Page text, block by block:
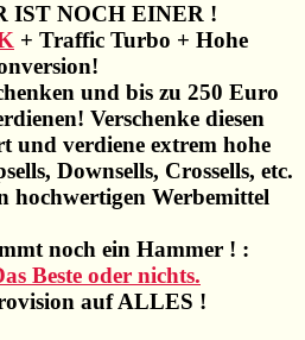
IST NOCH EINER !
+ Traffic Turbo + Hohe
und bis zu 250 Euro
Verschenke diesen
und verdiene extrem hohe
Downsells, Crossells, etc.
hochwertigen Werbemittel
noch ein Hammer ! :
Beste oder nichts.
auf ALLES !